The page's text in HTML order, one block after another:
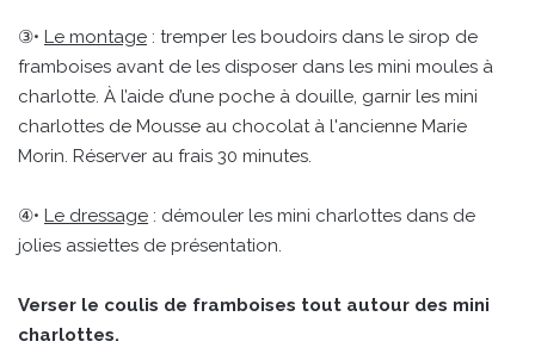
③• Le montage : tremper les boudoirs dans le sirop de
framboises avant de les disposer dans les mini moules à
charlotte. À l’aide d’une poche à douille, garnir les mini
charlottes de Mousse au chocolat à l'ancienne Marie
Morin. Réserver au frais 30 minutes.
④• Le dressage : démouler les mini charlottes dans de
jolies assiettes de présentation.
Verser le coulis de framboises tout autour des mini
charlottes.